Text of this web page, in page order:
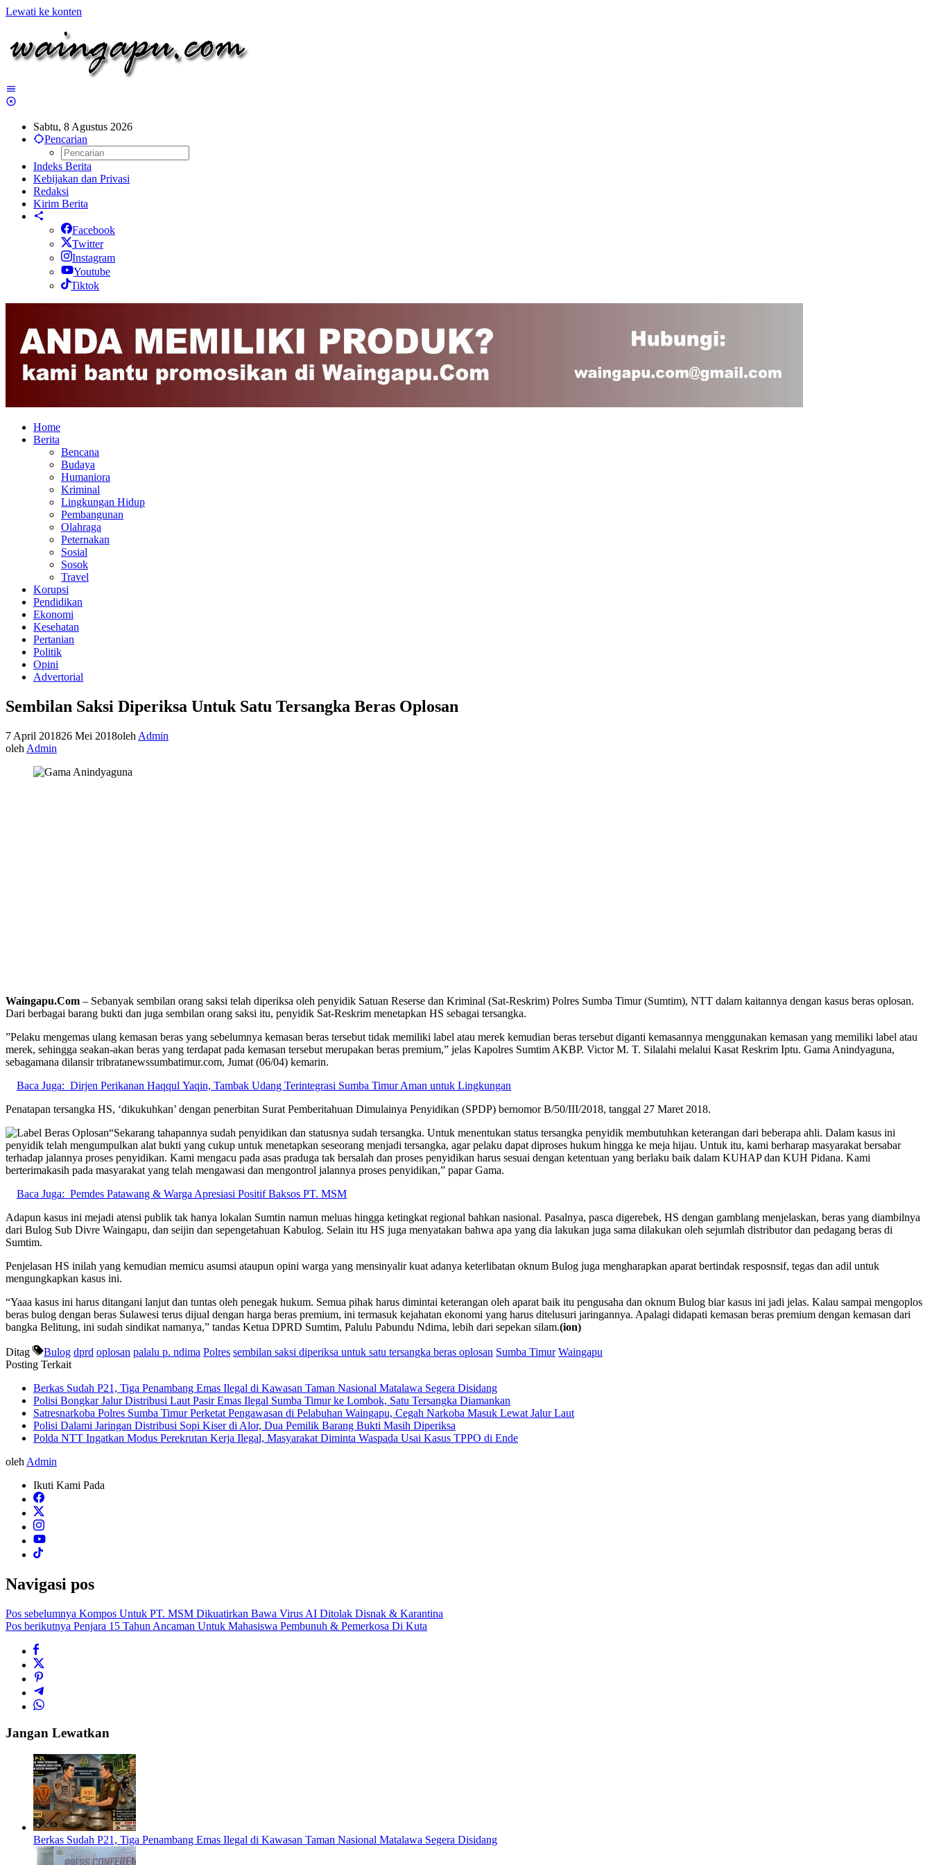
Lewati ke konten
Sabtu, 8 Agustus 2026
Pencarian
Indeks Berita
Kebijakan dan Privasi
Redaksi
Kirim Berita
Facebook
Twitter
Instagram
Youtube
Tiktok
Home
Berita
Bencana
Budaya
Humaniora
Kriminal
Lingkungan Hidup
Pembangunan
Olahraga
Peternakan
Sosial
Sosok
Travel
Korupsi
Pendidikan
Ekonomi
Kesehatan
Pertanian
Politik
Opini
Advertorial
Sembilan Saksi Diperiksa Untuk Satu Tersangka Beras Oplosan
7 April 201826 Mei 2018oleh Admin
oleh Admin
Waingapu.Com – Sebanyak sembilan orang saksi telah diperiksa oleh penyidik Satuan Reserse dan Kriminal (Sat-Reskrim) Polres Sumba Timur (Sumtim), NTT dalam kaitannya dengan kasus beras oplosan.
Dari berbagai barang bukti dan juga sembilan orang saksi itu, penyidik Sat-Reskrim menetapkan HS sebagai tersangka.
”Pelaku mengemas ulang kemasan beras yang sebelumnya kemasan beras tersebut tidak memiliki label atau merek kemudian beras tersebut diganti kemasannya menggunakan kemasan yang memiliki label atau
merek, sehingga seakan-akan beras yang terdapat pada kemasan tersebut merupakan beras premium,” jelas Kapolres Sumtim AKBP. Victor M. T. Silalahi melalui Kasat Reskrim Iptu. Gama Anindyaguna,
sebagamana dilansir tribratanewssumbatimur.com, Jumat (06/04) kemarin.
Baca Juga: Dirjen Perikanan Haqqul Yaqin, Tambak Udang Terintegrasi Sumba Timur Aman untuk Lingkungan
Penatapan tersangka HS, ‘dikukuhkan’ dengan penerbitan Surat Pemberitahuan Dimulainya Penyidikan (SPDP) bernomor B/50/III/2018, tanggal 27 Maret 2018.
“Sekarang tahapannya sudah penyidikan dan statusnya sudah tersangka. Untuk menentukan status tersangka penyidik membutuhkan keterangan dari beberapa ahli. Dalam kasus ini
penyidik telah mengumpulkan alat bukti yang cukup untuk menetapkan seseorang menjadi tersangka, agar pelaku dapat diproses hukum hingga ke meja hijau. Untuk itu, kami berharap masyarakat bersabar
terhadap jalannya proses penyidikan. Kami mengacu pada asas praduga tak bersalah dan proses penyidikan harus sesuai dengan ketentuan yang berlaku baik dalam KUHAP dan KUH Pidana. Kami
berterimakasih pada masyarakat yang telah mengawasi dan mengontrol jalannya proses penyidikan,” papar Gama.
Baca Juga: Pemdes Patawang & Warga Apresiasi Positif Baksos PT. MSM
Adapun kasus ini mejadi atensi publik tak hanya lokalan Sumtin namun meluas hingga ketingkat regional bahkan nasional. Pasalnya, pasca digerebek, HS dengan gamblang menjelaskan, beras yang diambilnya
dari Bulog Sub Divre Waingapu, dan seijin dan sepengetahuan Kabulog. Selain itu HS juga menyatakan bahwa apa yang dia lakukan juga sama dilakukan oleh sejumlah distributor dan pedagang beras di
Sumtim.
Penjelasan HS inilah yang kemudian memicu asumsi ataupun opini warga yang mensinyalir kuat adanya keterlibatan oknum Bulog juga mengharapkan aparat bertindak resposnsif, tegas dan adil untuk
mengungkapkan kasus ini.
“Yaaa kasus ini harus ditangani lanjut dan tuntas oleh penegak hukum. Semua pihak harus dimintai keterangan oleh aparat baik itu pengusaha dan oknum Bulog biar kasus ini jadi jelas. Kalau sampai mengoplos
beras bulog dengan beras Sulawesi terus dijual dengan harga beras premium, ini termasuk kejahatan ekonomi yang harus ditelusuri jaringannya. Apalagi didapati kemasan beras premium dengan kemasan dari
bangka Belitung, ini sudah sindikat namanya,” tandas Ketua DPRD Sumtim, Palulu Pabundu Ndima, lebih dari sepekan silam.(ion)
Ditag Bulog dprd oplosan palalu p. ndima Polres sembilan saksi diperiksa untuk satu tersangka beras oplosan Sumba Timur Waingapu
Posting Terkait
Berkas Sudah P21, Tiga Penambang Emas Ilegal di Kawasan Taman Nasional Matalawa Segera Disidang
Polisi Bongkar Jalur Distribusi Laut Pasir Emas Ilegal Sumba Timur ke Lombok, Satu Tersangka Diamankan
Satresnarkoba Polres Sumba Timur Perketat Pengawasan di Pelabuhan Waingapu, Cegah Narkoba Masuk Lewat Jalur Laut
Polisi Dalami Jaringan Distribusi Sopi Kiser di Alor, Dua Pemilik Barang Bukti Masih Diperiksa
Polda NTT Ingatkan Modus Perekrutan Kerja Ilegal, Masyarakat Diminta Waspada Usai Kasus TPPO di Ende
oleh Admin
Ikuti Kami Pada
Navigasi pos
Pos sebelumnya Kompos Untuk PT. MSM Dikuatirkan Bawa Virus AI Ditolak Disnak & Karantina
Pos berikutnya Penjara 15 Tahun Ancaman Untuk Mahasiswa Pembunuh & Pemerkosa Di Kuta
Jangan Lewatkan
Berkas Sudah P21, Tiga Penambang Emas Ilegal di Kawasan Taman Nasional Matalawa Segera Disidang